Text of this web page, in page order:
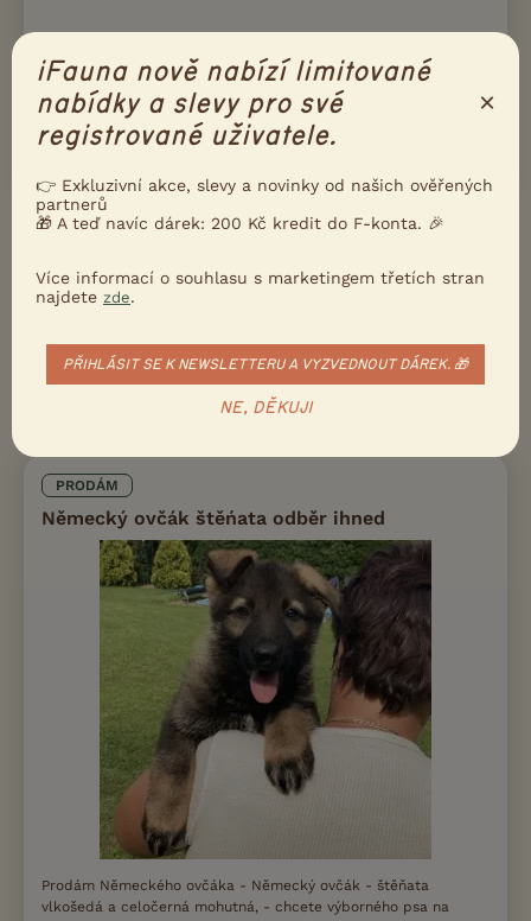
Nadací na ochranu zvířat. Díky tomu iFauna drží
krok s aktuální legislativou, i s principy moderního
a etického chovu zvířat.
Přečtete si víc
Ukažte inzerát známým!
DALŠÍ INZERÁTY S NABÍDKOUNĚMECKÝ
PRODÁM
Německý ovčák štěńata odběr ihned
Prodám Německého ovčáka - Německý ovčák - štěňata
vlkošedá a celočerná mohutná, - chcete výborného psa na
iFauna nově nabízí limitované
nabídky a slevy pro své
registrované uživatele.
×
👉 Exkluzivní akce, slevy a novinky od našich ověřených
partnerů
🎁 A teď navíc dárek: 200 Kč kredit do F-konta. 🎉
Více informací o souhlasu s marketingem třetích stran
najdete zde.
PŘIHLÁSIT SE K NEWSLETTERU A VYZVEDNOUT DÁREK. 🎁
NE, DĚKUJI